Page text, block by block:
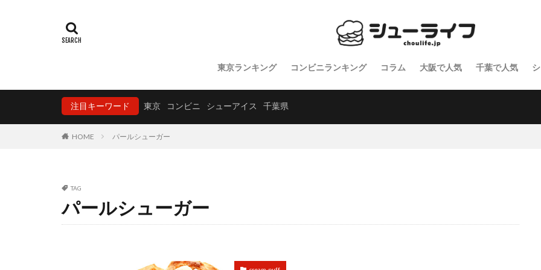
東京ランキング コンビニランキング コラム 大阪で人気 千葉で人気
注目キーワード 東京 コンビニ シューアイス 千葉県
HOME パールシューガー
TAG
パールシューガー